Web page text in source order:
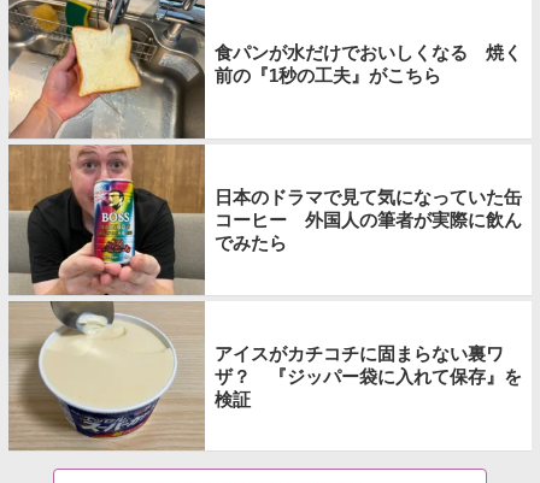
食パンが水だけでおいしくなる 焼く
前の『1秒の工夫』がこちら
日本のドラマで見て気になっていた缶
コーヒー 外国人の筆者が実際に飲ん
でみたら
アイスがカチコチに固まらない裏ワ
ザ？ 『ジッパー袋に入れて保存』を
検証